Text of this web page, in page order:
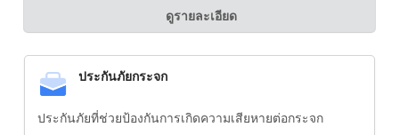
ดูรายละเอียด
ประกันภัยกระจก
ประกันภัยที่ช่วยป้องกันการเกิดความเสียหายต่อกระจก